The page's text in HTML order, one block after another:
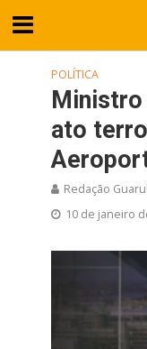
POLÍTICA
Ministro
ato
Redação
10 de janeiro